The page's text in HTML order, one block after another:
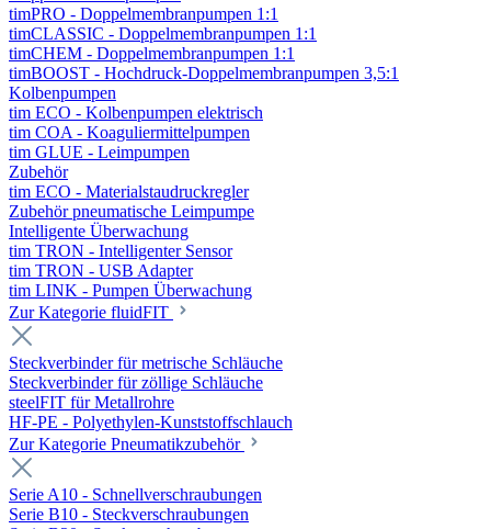
timPRO - Doppelmembranpumpen 1:1
timCLASSIC - Doppelmembranpumpen 1:1
timCHEM - Doppelmembranpumpen 1:1
timBOOST - Hochdruck-Doppelmembranpumpen 3,5:1
Kolbenpumpen
tim ECO - Kolbenpumpen elektrisch
tim COA - Koaguliermittelpumpen
tim GLUE - Leimpumpen
Zubehör
tim ECO - Materialstaudruckregler
Zubehör pneumatische Leimpumpe
Intelligente Überwachung
tim TRON - Intelligenter Sensor
tim TRON - USB Adapter
tim LINK - Pumpen Überwachung
Zur Kategorie fluidFIT
Steckverbinder für metrische Schläuche
Steckverbinder für zöllige Schläuche
steelFIT für Metallrohre
HF-PE - Polyethylen-Kunststoffschlauch
Zur Kategorie Pneumatikzubehör
Serie A10 - Schnellverschraubungen
Serie B10 - Steckverschraubungen